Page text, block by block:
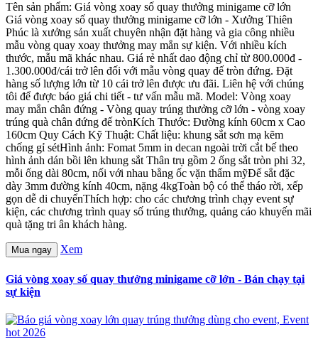
Tên sản phẩm: Giá vòng xoay số quay thưởng minigame cỡ lớn
Giá vòng xoay số quay thưởng minigame cỡ lớn - Xưởng Thiên
Phúc là xưởng sản xuất chuyên nhận đặt hàng và gia công nhiều
mẫu vòng quay xoay thưởng may mắn sự kiện. Với nhiều kích
thước, mẫu mã khác nhau. Giá rẻ nhất dao động chỉ từ 800.000đ -
1.300.000đ/cái trở lên đối với mẫu vòng quay đế tròn đứng. Đặt
hàng số lượng lớn từ 10 cái trở lên được ưu đãi. Liên hệ với chúng
tôi để được báo giá chi tiết - tư vấn mẫu mã. Model: Vòng xoay
may mắn chân đứng - Vòng quay trúng thưởng cỡ lớn - vòng xoay
trúng quà chân đứng đế trònKích Thước: Đường kính 60cm x Cao
160cm Quy Cách Kỹ Thuật: Chất liệu: khung sắt sơn mạ kẽm
chống gỉ sétHình ảnh: Fomat 5mm in decan ngoài trời cắt bế theo
hình ảnh dán bồi lên khung sắt Thân trụ gồm 2 ống sắt tròn phi 32,
mỗi ống dài 80cm, nối với nhau bằng ốc vặn thẩm mỹĐế sắt đặc
dày 3mm đường kính 40cm, nặng 4kgToàn bộ có thể tháo rời, xếp
gọn dễ di chuyểnThích hợp: cho các chương trình chạy event sự
kiện, các chương trình quay số trúng thưởng, quảng cáo khuyến mãi
quà tặng tri ân khách hàng.
Mua ngay Xem
Giá vòng xoay số quay thưởng minigame cỡ lớn - Bán chạy tại
sự kiện